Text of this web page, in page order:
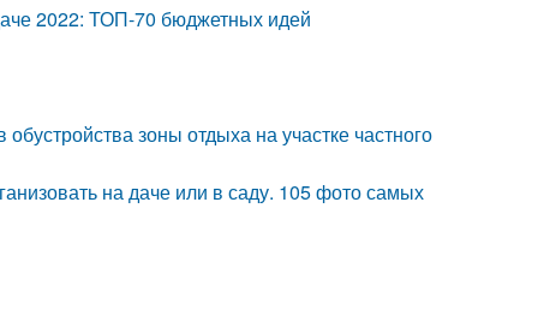
2022: ТОП-70 бюджетных идей
зоны отдыха на участке частного
на даче или в саду. 105 фото самых